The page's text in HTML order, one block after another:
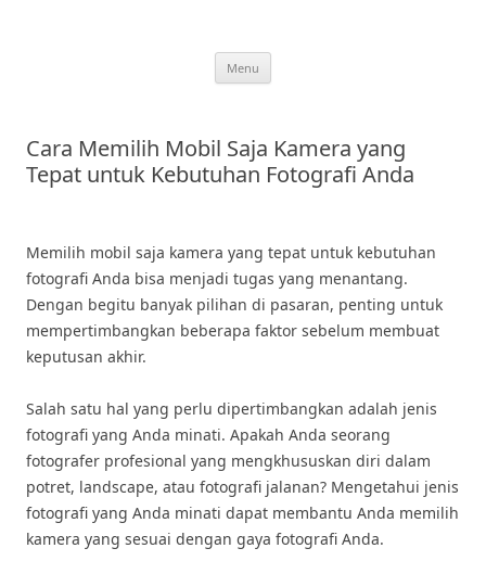
Menu
Cara Memilih Mobil Saja Kamera yang
Tepat untuk Kebutuhan Fotografi Anda
Memilih mobil saja kamera yang tepat untuk kebutuhan
fotografi Anda bisa menjadi tugas yang menantang.
Dengan begitu banyak pilihan di pasaran, penting untuk
mempertimbangkan beberapa faktor sebelum membuat
keputusan akhir.
Salah satu hal yang perlu dipertimbangkan adalah jenis
fotografi yang Anda minati. Apakah Anda seorang
fotografer profesional yang mengkhususkan diri dalam
potret, landscape, atau fotografi jalanan? Mengetahui jenis
fotografi yang Anda minati dapat membantu Anda memilih
kamera yang sesuai dengan gaya fotografi Anda.